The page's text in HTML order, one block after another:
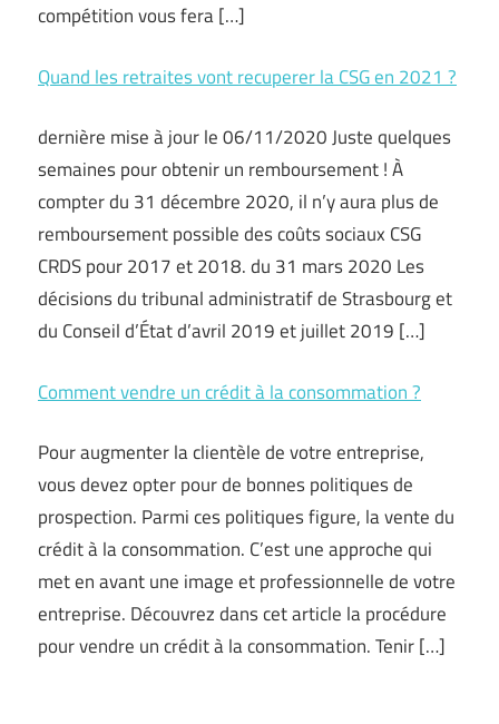
compétition vous fera […]
Quand les retraites vont recuperer la CSG en 2021 ?
dernière mise à jour le 06/11/2020 Juste quelques
semaines pour obtenir un remboursement ! À
compter du 31 décembre 2020, il n’y aura plus de
remboursement possible des coûts sociaux CSG
CRDS pour 2017 et 2018. du 31 mars 2020 Les
décisions du tribunal administratif de Strasbourg et
du Conseil d’État d’avril 2019 et juillet 2019 […]
Comment vendre un crédit à la consommation ?
Pour augmenter la clientèle de votre entreprise,
vous devez opter pour de bonnes politiques de
prospection. Parmi ces politiques figure, la vente du
crédit à la consommation. C’est une approche qui
met en avant une image et professionnelle de votre
entreprise. Découvrez dans cet article la procédure
pour vendre un crédit à la consommation. Tenir […]